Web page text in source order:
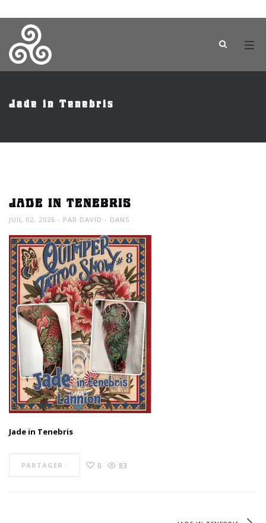
Jade in Tenebris
JADE IN TENEBRIS
JUIL 02, 2026 PAR DAVID DANS
Jade in Tenebris
PARTAGER : 0 83